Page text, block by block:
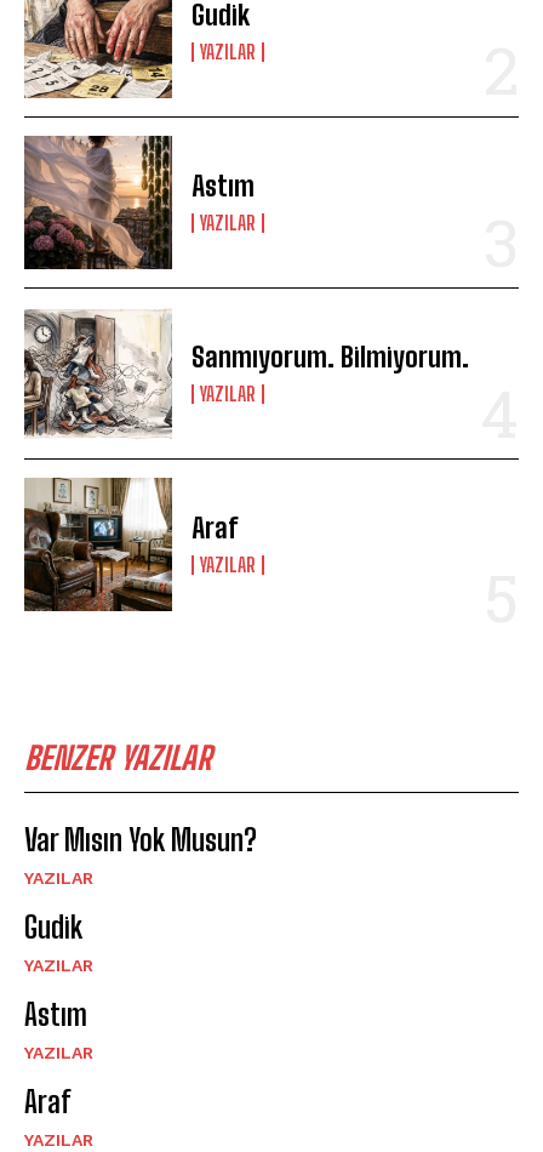
Gudik
YAZILAR
Astım
YAZILAR
Sanmıyorum. Bilmiyorum.
YAZILAR
Araf
YAZILAR
BENZER YAZILAR
Var Mısın Yok Musun?
YAZILAR
Gudik
YAZILAR
Astım
YAZILAR
Araf
YAZILAR